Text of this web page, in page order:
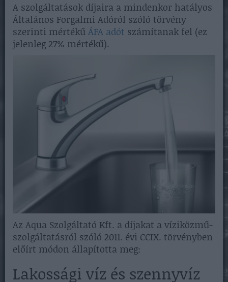
A szolgáltatások díjaira a mindenkor hatályos
Általános Forgalmi Adóról szóló törvény
szerinti mértékűÁFA adót számítanak fel (ez
jelenleg 27% mértékű).
Az Aqua Szolgáltató Kft. a díjakat a víziközmű-
szolgáltatásról szóló 2011. évi CCIX. törvényben
előírt módon állapította meg:
Lakossági víz és szennyvíz